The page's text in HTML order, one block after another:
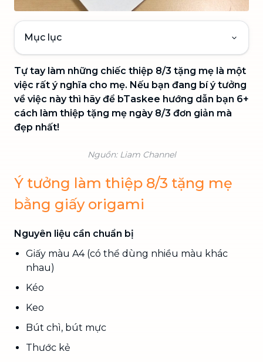
Mục lục
Tự tay làm những chiếc thiệp 8/3 tặng mẹ là một
việc rất ý nghĩa cho mẹ. Nếu bạn đang bí ý tưởng
về việc này thì hãy để bTaskee hướng dẫn bạn 6+
cách làm thiệp tặng mẹ ngày 8/3 đơn giản mà
đẹp nhất!
Nguồn: Liam Channel
Ý tưởng làm thiệp 8/3 tặng mẹ
bằng giấy origami
Nguyên liệu cần chuẩn bị
Giấy màu A4 (có thể dùng nhiều màu khác
nhau)
Kéo
Keo
Bút chì, bút mực
Thước kẻ